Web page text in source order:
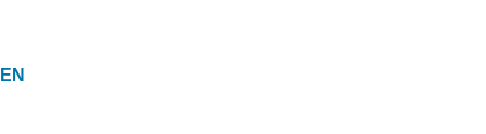
EN